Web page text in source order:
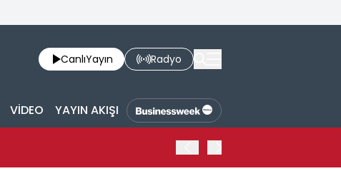
CanlıYayın Radyo
VİDEO YAYIN AKIŞI